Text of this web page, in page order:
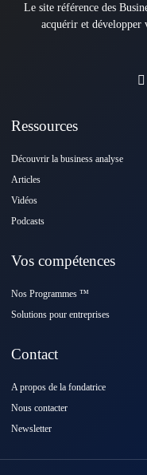
Le site référence des
acquérir et développer
Ressources
Découvrir la business analyse
Articles
Vidéos
Podcasts
Vos compétences
Nos Programmes ™️
Solutions pour entreprises
Contact
A propos de la fondatrice
Nous contacter
Newsletter